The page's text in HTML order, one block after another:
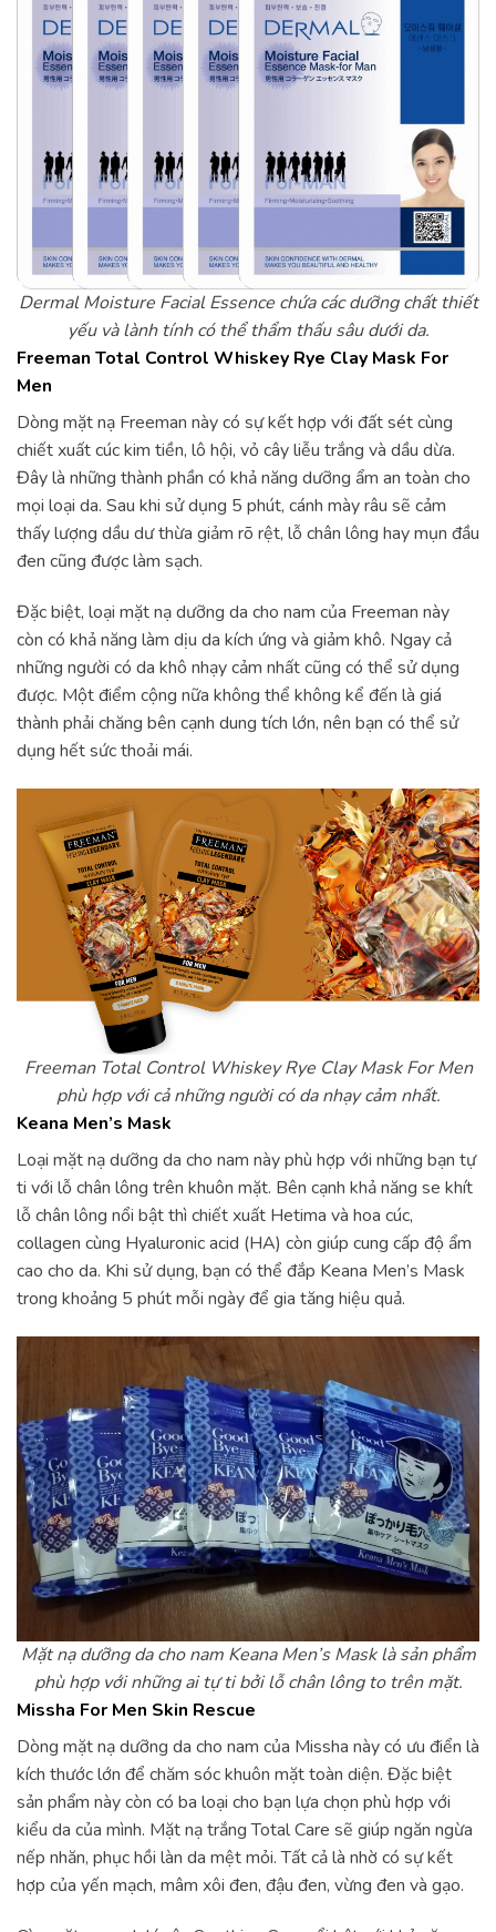
Dermal Moisture Facial Essence chứa các dưỡng chất thiết
yếu và lành tính có thể thẩm thấu sâu dưới da.
Freeman Total Control Whiskey Rye Clay Mask For
Men
Dòng mặt nạ Freeman này có sự kết hợp với đất sét cùng
chiết xuất cúc kim tiền, lô hội, vỏ cây liễu trắng và dầu dừa.
Đây là những thành phần có khả năng dưỡng ẩm an toàn cho
mọi loại da. Sau khi sử dụng 5 phút, cánh mày râu sẽ cảm
thấy lượng dầu dư thừa giảm rõ rệt, lỗ chân lông hay mụn đầu
đen cũng được làm sạch.
Đặc biệt, loại mặt nạ dưỡng da cho nam của Freeman này
còn có khả năng làm dịu da kích ứng và giảm khô. Ngay cả
những người có da khô nhạy cảm nhất cũng có thể sử dụng
được. Một điểm cộng nữa không thể không kể đến là giá
thành phải chăng bên cạnh dung tích lớn, nên bạn có thể sử
dụng hết sức thoải mái.
Freeman Total Control Whiskey Rye Clay Mask For Men
phù hợp với cả những người có da nhạy cảm nhất.
Keana Men’s Mask
Loại mặt nạ dưỡng da cho nam này phù hợp với những bạn tự
ti với lỗ chân lông trên khuôn mặt. Bên cạnh khả năng se khít
lỗ chân lông nổi bật thì chiết xuất Hetima và hoa cúc,
collagen cùng Hyaluronic acid (HA) còn giúp cung cấp độ ẩm
cao cho da. Khi sử dụng, bạn có thể đắp Keana Men’s Mask
trong khoảng 5 phút mỗi ngày để gia tăng hiệu quả.
Mặt nạ dưỡng da cho nam Keana Men’s Mask là sản phẩm
phù hợp với những ai tự ti bởi lỗ chân lông to trên mặt.
Missha For Men Skin Rescue
Dòng mặt nạ dưỡng da cho nam của Missha này có ưu điển là
kích thước lớn để chăm sóc khuôn mặt toàn diện. Đặc biệt
sản phẩm này còn có ba loại cho bạn lựa chọn phù hợp với
kiểu da của mình. Mặt nạ trắng Total Care sẽ giúp ngăn ngừa
nếp nhăn, phục hồi làn da mệt mỏi. Tất cả là nhờ có sự kết
hợp của yến mạch, mâm xôi đen, đậu đen, vừng đen và gạo.